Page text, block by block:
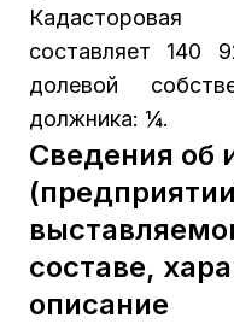
составляет 140
долевой
должника: ¼.
Сведения об
составе,
описание